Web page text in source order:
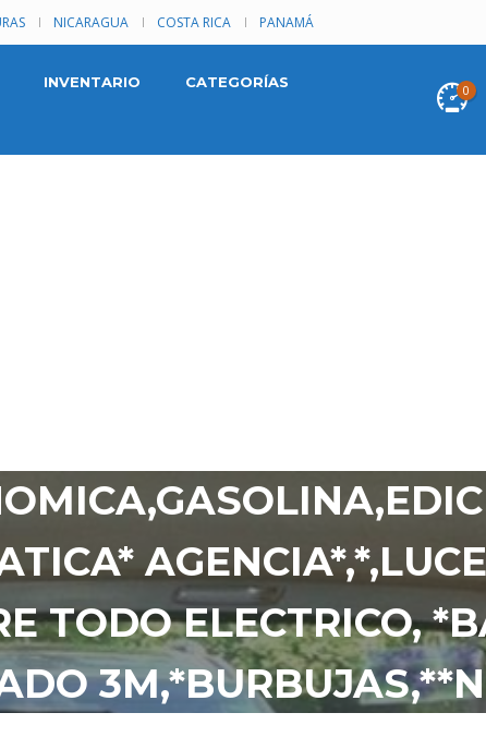
NICARAGUA COSTA RICA PANAMÁ
0
INVENTARIO CATEGORÍAS
TODO ELECTRICO,